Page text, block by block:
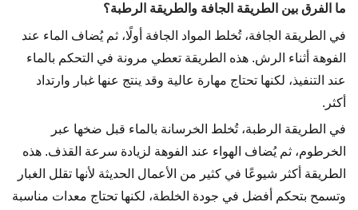
ما الفرق بين الطريقة الجافة والطريقة الرطبة؟
في الطريقة الجافة، تُخلط المواد الجافة أولًا، ثم يُضاف الماء عند
الفوهة أثناء الرش. هذه الطريقة تعطي مرونة في التحكم بالماء
عند التنفيذ، لكنها تحتاج مهارة عالية وقد ينتج عنها غبار وارتداد
أكثر.
في الطريقة الرطبة، تُخلط الخرسانة بالماء قبل ضخها عبر
الخرطوم، ثم يُضاف الهواء عند الفوهة لزيادة سرعة القذف. هذه
الطريقة أكثر شيوعًا في كثير من الأعمال الحديثة لأنها تقلل الغبار
وتسمح بتحكم أفضل في جودة الخلطة، لكنها تحتاج معدات مناسبة